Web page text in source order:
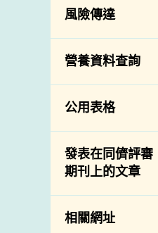
食物消費量調
總膳食研究
有機食物
高風險食物
抗菌素耐藥性
屠房及疾病監
宰前檢驗
宰後檢驗
結果
屠房及肉類檢
風險傳達
主題項目
項目及活動
資訊平台
下載
公開比賽
營養資料查詢
公用表格
發表在同儕評審
期刊上的文章
相關網址